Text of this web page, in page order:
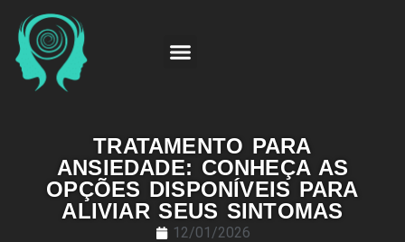
TRATAMENTO PARA
ANSIEDADE: CONHEÇA AS
OPÇÕES DISPONÍVEIS PARA
ALIVIAR SEUS SINTOMAS
12/01/2026